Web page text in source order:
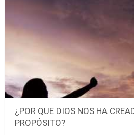
¿POR QUE DIOS NOS HA
PROPÓSITO?